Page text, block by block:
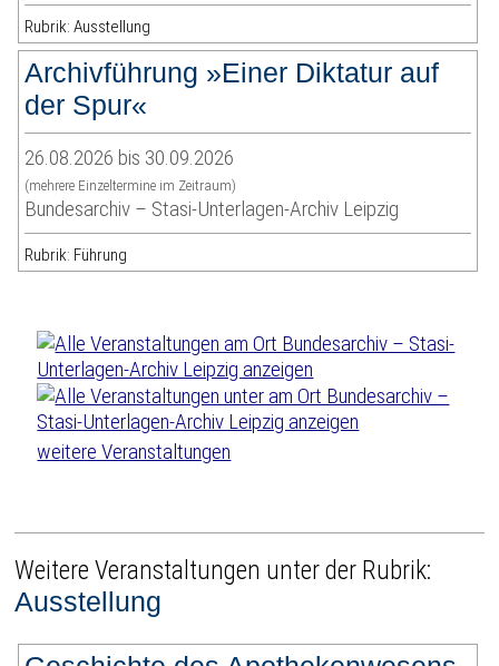
Rubrik: Ausstellung
Archivführung »Einer Diktatur auf
der Spur«
26.08.2026 bis 30.09.2026
(mehrere Einzeltermine im Zeitraum)
Bundesarchiv – Stasi-Unterlagen-Archiv Leipzig
Rubrik: Führung
weitere Veranstaltungen
Weitere Veranstaltungen unter der Rubrik:
Ausstellung